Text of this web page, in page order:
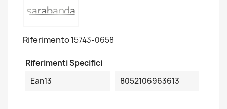
Riferimento15743-0658
Riferimenti Specifici
Ean13
8052106963613